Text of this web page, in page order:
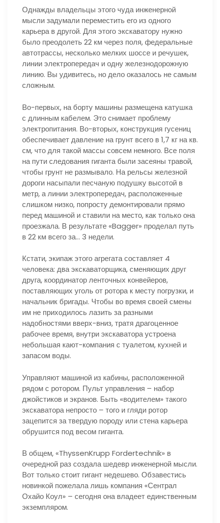
Однажды владельцы этого чуда инженерной
мысли задумали переместить его из одного
карьера в другой. Для этого экскаватору нужно
было преодолеть 22 км через поля, федеральные
автотрассы, несколько мелких шоссе и речушек,
линии электропередач и одну железнодорожную
линию. Вы удивитесь, но дело оказалось не самым
сложным.
Во-первых, на борту машины размещена катушка
с длинным кабелем. Это снимает проблему
электропитания. Во-вторых, конструкция гусениц
обеспечивает давление на грунт всего в 1,7 кг на кв.
см, что для такой массы совсем немного. Все поля
на пути следования гиганта были засеяны травой,
чтобы грунт не размывало. На рельсы железной
дороги насыпали песчаную подушку высотой в
метр, а линии электропередач, расположенные
слишком низко, попросту демонтировали прямо
перед машиной и ставили на место, как только она
проезжала. В результате «Bagger» проделал путь
в 22 км всего за… 3 недели.
Кстати, экипаж этого агрегата составляет 4
человека: два экскаваторщика, сменяющих друг
друга, координатор ленточных конвейеров,
поставляющих уголь от ротора к месту погрузки, и
начальник бригады. Чтобы во время своей смены
им не приходилось лазить за разными
надобностями вверх-вниз, тратя драгоценное
рабочее время, внутри экскаватора устроена
небольшая кают-компания с туалетом, кухней и
запасом воды.
Управляют машиной из кабины, расположенной
рядом с ротором. Пульт управления – набор
джойстиков и экранов. Быть «водителем» такого
экскаватора непросто – того и гляди ротор
зацепится за твердую породу или стена карьера
обрушится под весом гиганта.
В общем, «ThyssenKrupp Fordertechnik» в
очередной раз создала шедевр инженерной мысли.
Вот только стоит гигант недешево. Обзавестись
новинкой пожелала лишь компания «Сентрал
Охайо Коул» – сегодня она владеет единственным
экземпляром.